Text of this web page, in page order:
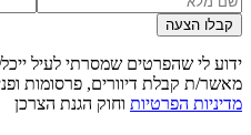
קבלו הצעה
ידוע לי שהפרטים שמסרתי לעיל
מאשר/ת קבלת דיוורים, פרסומות
מדיניות הפרטיות וחוק הגנת הצרכן